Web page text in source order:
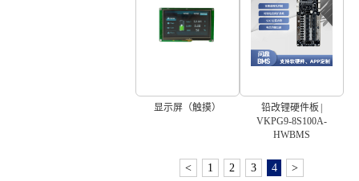
显示屏（触摸）
铅改锂硬件板 |
VKPG9-8S100A-
HWBMS
< 1 2 3 4 >